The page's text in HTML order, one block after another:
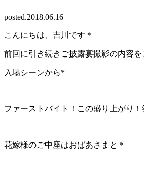
posted.2018.06.16
こんにちは、吉川です＊
前回に引き続きご披露宴撮影の内容
入場シーンから*
ファーストバイト！この盛り上がり！
花嫁様のご中座はおばあさまと＊